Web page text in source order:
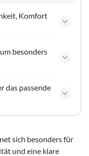
Komfort
besonders
das passende
sich besonders für
und eine klare